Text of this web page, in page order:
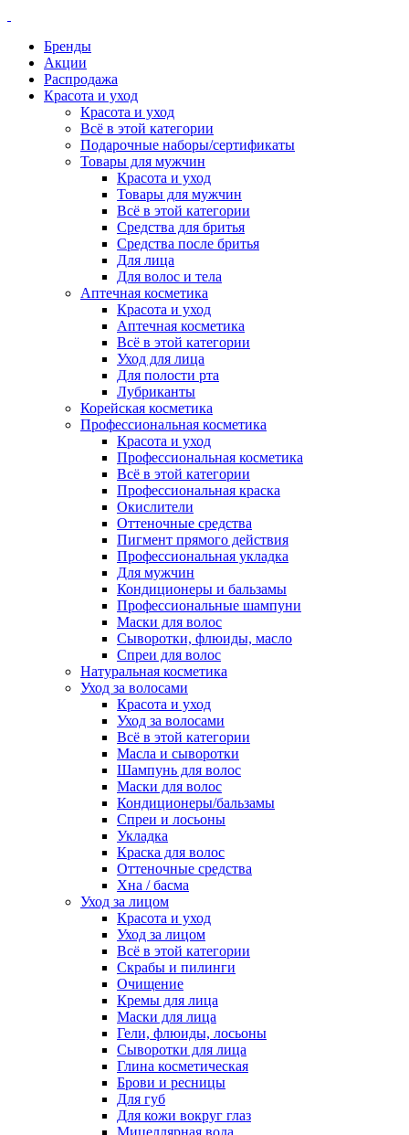
Бренды
Акции
Распродажа
Красота и уход
Красота и уход
Всё в этой категории
Подарочные наборы/сертификаты
Товары для мужчин
Красота и уход
Товары для мужчин
Всё в этой категории
Средства для бритья
Средства после бритья
Для лица
Для волос и тела
Аптечная косметика
Красота и уход
Аптечная косметика
Всё в этой категории
Уход для лица
Для полости рта
Лубриканты
Корейская косметика
Профессиональная косметика
Красота и уход
Профессиональная косметика
Всё в этой категории
Профессиональная краска
Окислители
Оттеночные средства
Пигмент прямого действия
Профессиональная укладка
Для мужчин
Кондиционеры и бальзамы
Профессиональные шампуни
Маски для волос
Сыворотки, флюиды, масло
Спреи для волос
Натуральная косметика
Уход за волосами
Красота и уход
Уход за волосами
Всё в этой категории
Масла и сыворотки
Шампунь для волос
Маски для волос
Кондиционеры/бальзамы
Спреи и лосьоны
Укладка
Краска для волос
Оттеночные средства
Хна / басма
Уход за лицом
Красота и уход
Уход за лицом
Всё в этой категории
Скрабы и пилинги
Очищение
Кремы для лица
Маски для лица
Гели, флюиды, лосьоны
Сыворотки для лица
Глина косметическая
Брови и ресницы
Для губ
Для кожи вокруг глаз
Мицеллярная вода